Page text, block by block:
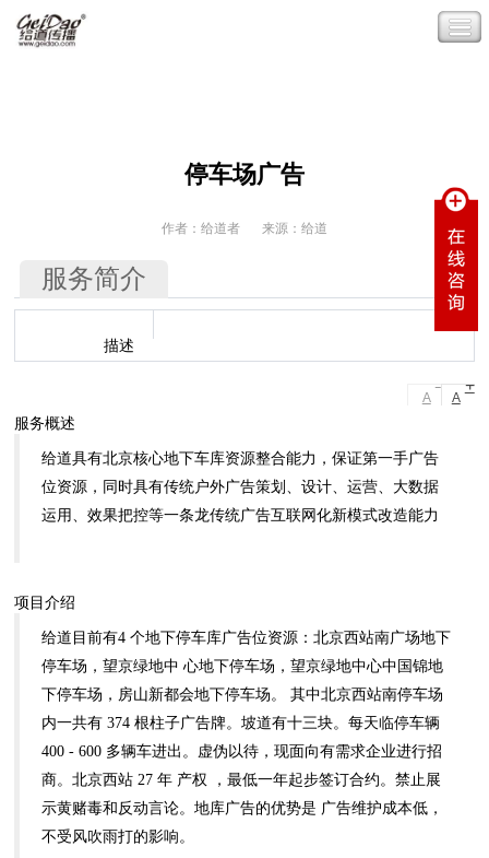
停车场广告
作者：给道者 来源：给道
服务简介
描述
A A
+
服务概述
给道具有北京核心地下车库资源整合能力，保证第一手广告
位资源，同时具有传统户外广告策划、设计、运营、大数据
运用、效果把控等一条龙传统广告互联网化新模式改造能力
项目介绍
给道目前有4 个地下停车库广告位资源：北京西站南广场地下
停车场，望京绿地中 心地下停车场，望京绿地中心中国锦地
下停车场，房山新都会地下停车场。 其中北京西站南停车场
内一共有 374 根柱子广告牌。坡道有十三块。每天临停车辆
400 - 600 多辆车进出。虚伪以待，现面向有需求企业进行招
商。北京西站 27 年 产权 ，最低一年起步签订合约。禁止展
示黄赌毒和反动言论。地库广告的优势是 广告维护成本低，
不受风吹雨打的影响。